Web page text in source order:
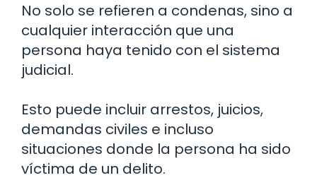
No solo se refieren a condenas, sino a
cualquier interacción que una
persona haya tenido con el sistema
judicial.
Esto puede incluir arrestos, juicios,
demandas civiles e incluso
situaciones donde la persona ha sido
víctima de un delito.